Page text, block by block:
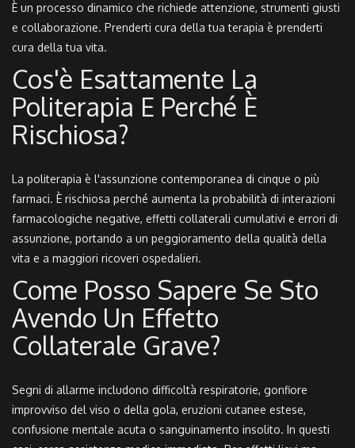
È un processo dinamico che richiede attenzione, strumenti giusti
e collaborazione. Prenderti cura della tua terapia è prenderti
cura della tua vita.
Cos'è Esattamente La
Politerapia E Perché È
Rischiosa?
La politerapia è l'assunzione contemporanea di cinque o più
farmaci. È rischiosa perché aumenta la probabilità di interazioni
farmacologiche negative, effetti collaterali cumulativi e errori di
assunzione, portando a un peggioramento della qualità della
vita e a maggiori ricoveri ospedalieri.
Come Posso Sapere Se Sto
Avendo Un Effetto
Collaterale Grave?
Segni di allarme includono difficoltà respiratorie, gonfiore
improvviso del viso o della gola, eruzioni cutanee estese,
confusione mentale acuta o sanguinamento insolito. In questi